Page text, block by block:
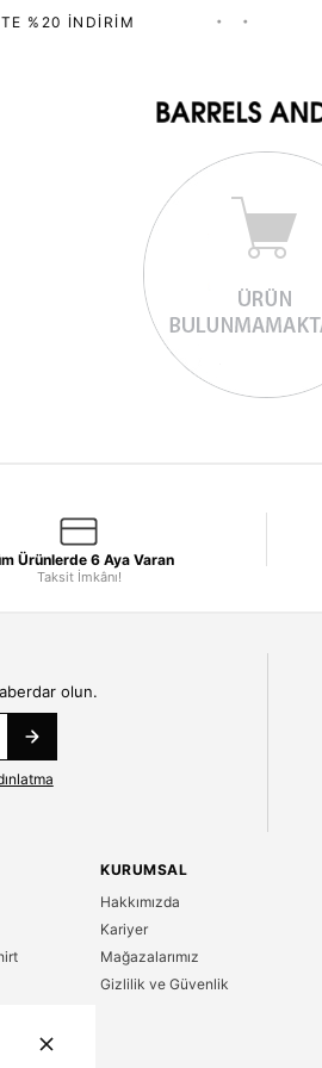
%20 İNDIRIM
Ürünlerde 6 Aya Varan
Taksit İmkânı!
olun.
KURUMSAL
Hakkımızda
Kariyer
Mağazalarımız
Gizlilik ve Güvenlik